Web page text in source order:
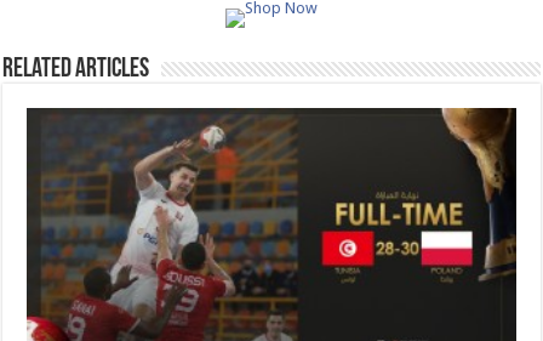
Related Articles